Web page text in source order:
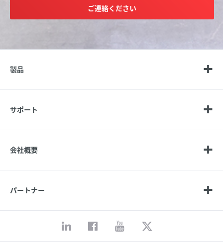
ご連絡ください
製品
サポート
会社概要
パートナー